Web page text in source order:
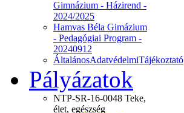
Gimnázium - Házirend -
2024/2025
Hamvas Béla Gimázium
- Pedagógiai Program -
20240912
ÁltalánosAdatvédelmiTájékoztató
Pályázatok
NTP-SR-16-0048 Teke,
élet, egészség